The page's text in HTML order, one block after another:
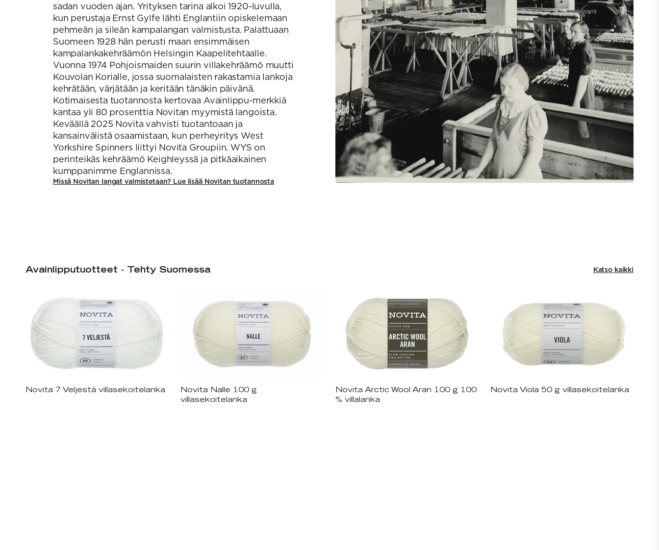
sadan vuoden ajan. Yrityksen tarina alkoi 1920-luvulla,
kun perustaja Ernst Gylfe lähti Englantiin opiskelemaan
pehmeän ja sileän kampalangan valmistusta. Palattuaan
Suomeen 1928 hän perusti maan ensimmäisen
kampalankakehräämön Helsingin Kaapelitehtaalle.
Vuonna 1974 Pohjoismaiden suurin villakehräämö muutti
Kouvolan Korialle, jossa suomalaisten rakastamia lankoja
kehrätään, värjätään ja keritään tänäkin päivänä.
Kotimaisesta tuotannosta kertovaa Avainlippu-merkkiä
kantaa yli 80 prosenttia Novitan myymistä langoista.
Keväällä 2025 Novita vahvisti tuotantoaan ja
kansainvälistä osaamistaan, kun perheyritys West
Yorkshire Spinners liittyi Novita Groupiin. WYS on
perinteikäs kehräämö Keighleyssä ja pitkäaikainen
kumppanimme Englannissa.
Missä Novitan langat valmistetaan? Lue lisää Novitan tuotannosta
Avainlipputuotteet - Tehty Suomessa Katso kaikki
Saatavilla useita eri värejä
Novita 7 Veljestä villasekoitelanka Saatavilla useita eri värejä
Novita Nalle 100 g
villasekoitelanka
Saatavilla useita eri värejä
Novita Arctic Wool Aran 100 g 100
% villalanka
Saatavilla useita eri värejä
Novita Viola 50 g villasekoitelanka